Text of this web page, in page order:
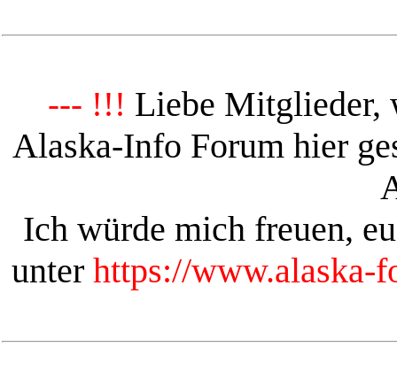
--- !!! Liebe Mitglieder,
Alaska-Info Forum hier
Ich würde mich freuen,
unter https://www.alaska-